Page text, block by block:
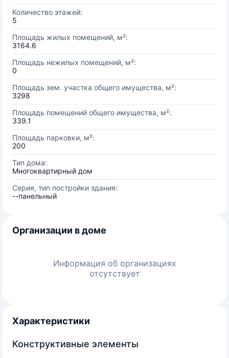
Количество этажей:
5
Площадь жилых помещений, м²:
3164.6
Площадь нежилых помещений, м²:
0
Площадь зем. участка общего имущества, м²:
3298
Площадь помещений общего имущества, м²:
339.1
Площадь парковки, м²:
200
Тип дома:
Многоквартирный дом
Серия, тип постройки здания:
--панельный
Организации в доме
Информация об организациях
отсутствует
Характеристики
Конструктивные элементы